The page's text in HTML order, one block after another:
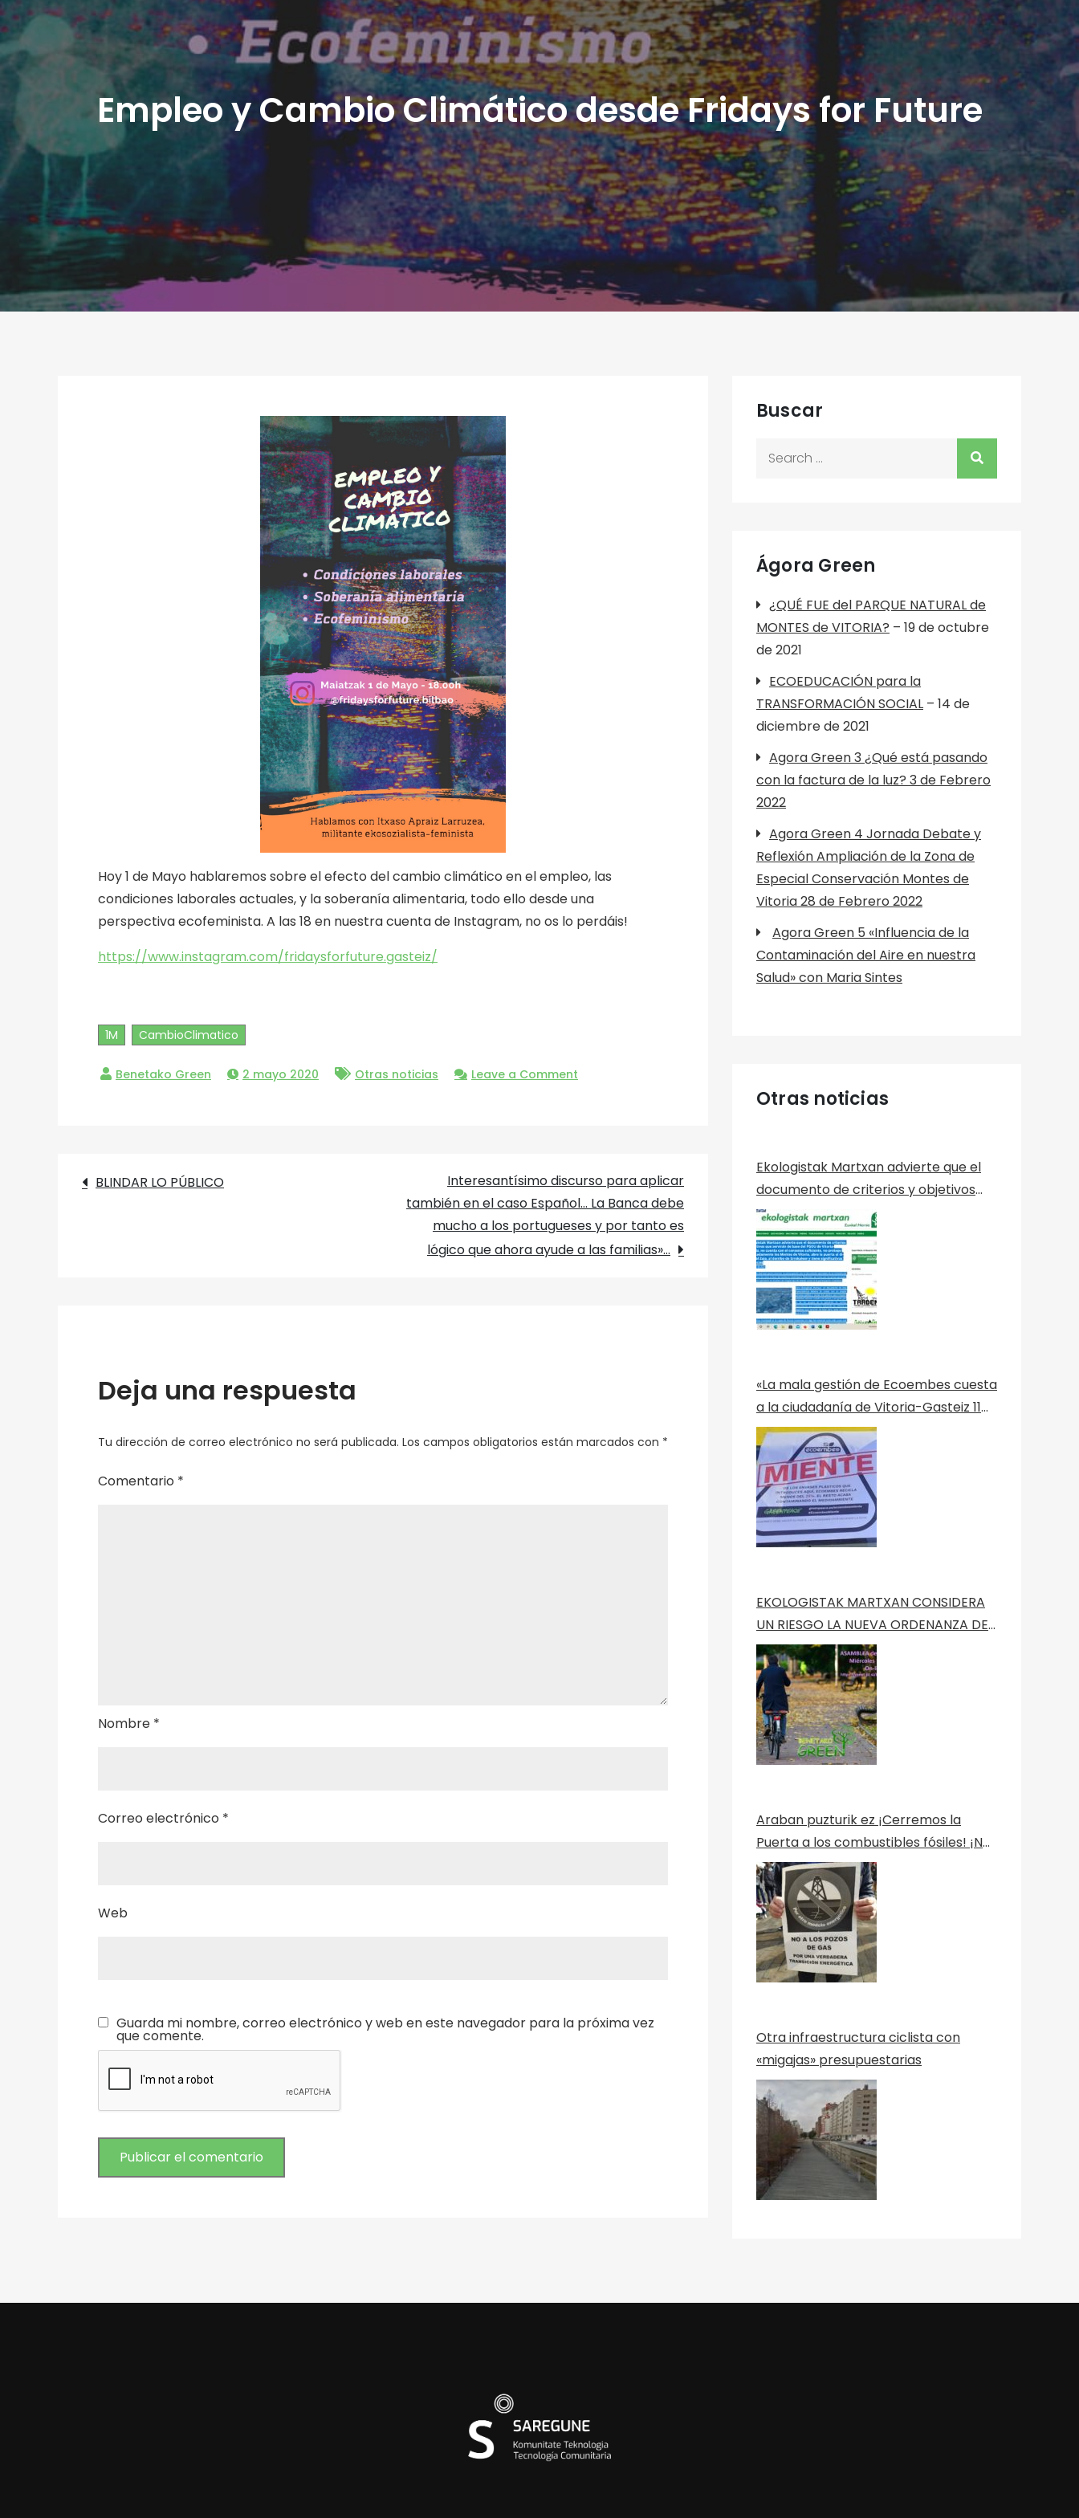
Empleo y Cambio Climático desde Fridays for Future
Hoy 1 de Mayo hablaremos sobre el efecto del cambio climático en el empleo, las
condiciones laborales actuales, y la soberanía alimentaria, todo ello desde una
perspectiva ecofeminista. A las 18 en nuestra cuenta de Instagram, no os lo perdáis!
https://www.instagram.com/fridaysforfuture.gasteiz/
1M CambioClimatico
2 mayo 2020 Otras noticias Leave a Comment
desde
Fridays
for
Future
Navegación
BLINDAR LO PÚBLICO
Interesantísimo discurso para aplicar
también en el caso Español… La Banca debe
mucho a los portugueses y por tanto es
lógico que ahora ayude a las familias»…
Deja una respuesta
Tu dirección de correo electrónico no será publicada. Los campos obligatorios están marcados con *
Comentario *
Nombre *
Correo electrónico *
Web
Guarda mi nombre, correo electrónico y web en este navegador para la próxima vez
que comente.
Buscar
Ágora Green
¿QUÉ FUE del PARQUE NATURAL de
MONTES de VITORIA? – 19 de octubre
de 2021
ECOEDUCACIÓN para la
TRANSFORMACIÓN SOCIAL – 14 de
diciembre de 2021
Agora Green 3 ¿Qué está pasando
con la factura de la luz? 3 de Febrero
2022
Agora Green 4 Jornada Debate y
Reflexión Ampliación de la Zona de
Especial Conservación Montes de
Vitoria 28 de Febrero 2022
Agora Green 5 «Influencia de la
Contaminación del Aire en nuestra
Salud» con Maria Sintes
Otras noticias
Ekologistak Martxan advierte que el
documento de criterios y objetivos
que servirán de base del PGOU de
Vitoria-Gasteiz, no cuenta con el
consenso suficiente, no protege
adecuadamente los Montes de
Vitoria, abre la puerta al dique del
Zaia, al derribo de Errekaleor y tiene
«La mala gestión de Ecoembes cuesta
a la ciudadanía de Vitoria-Gasteiz 11
millones al año» Nota de Prensa de
Green Peace
EKOLOGISTAK MARTXAN CONSIDERA
UN RIESGO LA NUEVA ORDENANZA DE
MOVILIDAD
Araban puzturik ez ¡Cerremos la
Puerta a los combustibles fósiles! ¡No
a los Pozos! Por una verdadera
transición ecológica Berriztu
Otra infraestructura ciclista con
«migajas» presupuestarias